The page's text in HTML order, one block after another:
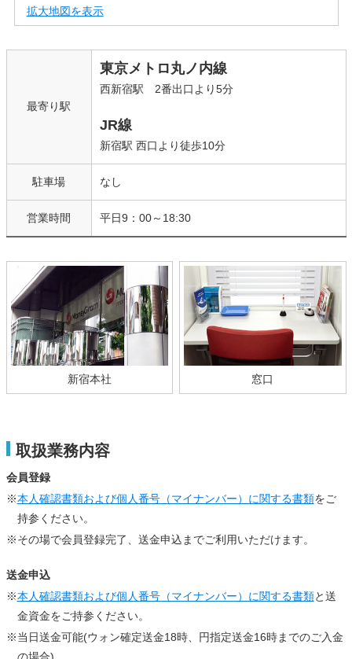
拡大地図を表示
最寄り駅
東京メトロ丸ノ内線
西新宿駅 2番出口より5分
JR線
新宿駅 西口より徒歩10分
駐車場 なし
営業時間 平日9：00～18:30
新宿本社 窓口
取扱業務内容
会員登録
※本人確認書類および個人番号（マイナンバー）に関する書類をご
持参ください。
※その場で会員登録完了、送金申込までご利用いただけます。
送金申込
※本人確認書類および個人番号（マイナンバー）に関する書類と送
金資金をご持参ください。
※当日送金可能(ウォン確定送金18時、円指定送金16時までのご入金
の場合)。